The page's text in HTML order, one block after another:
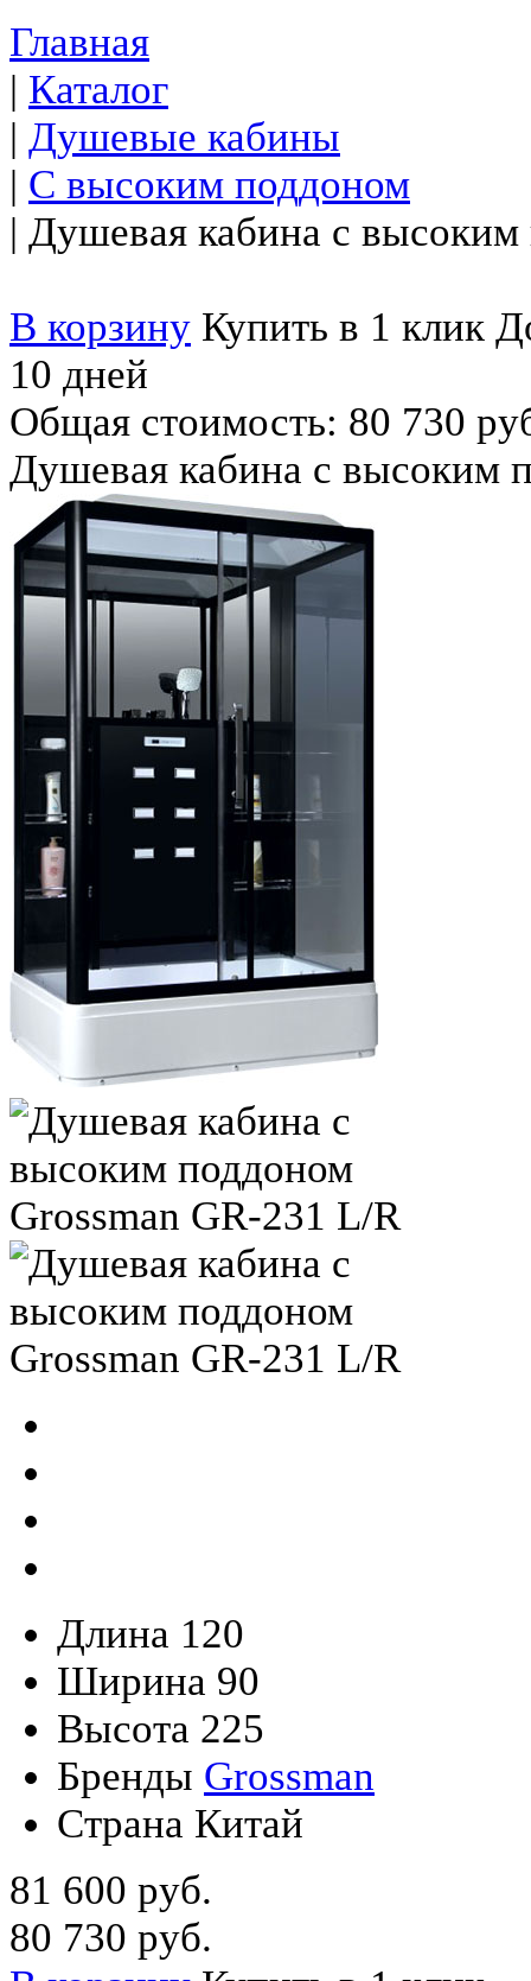
Главная
| Каталог
| Душевые кабины
| С высоким поддоном
| Душевая кабина с
В корзину Купить в 1 клик
10 дней
Общая стоимость: 80 730
Душевая кабина с высоким
Длина 120
Ширина 90
Высота 225
Бренды Grossman
Страна Китай
81 600 руб.
80 730 руб.